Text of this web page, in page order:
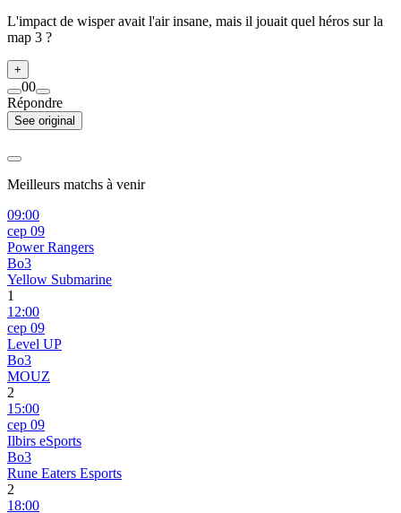
L'impact de wisper avait l'air insane, mais il jouait quel héros sur la
map 3 ?
+
00
Répondre
See original
Meilleurs matchs à venir
09:00
сер 09
Power Rangers
Bo3
Yellow Submarine
1
12:00
сер 09
Level UP
Bo3
MOUZ
2
15:00
сер 09
Ilbirs eSports
Bo3
Rune Eaters Esports
2
18:00